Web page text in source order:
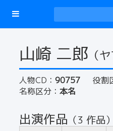
山崎 二郎 （
人物CD： 90757 役割
名称区分： 本名
出演作品 （3 作品）